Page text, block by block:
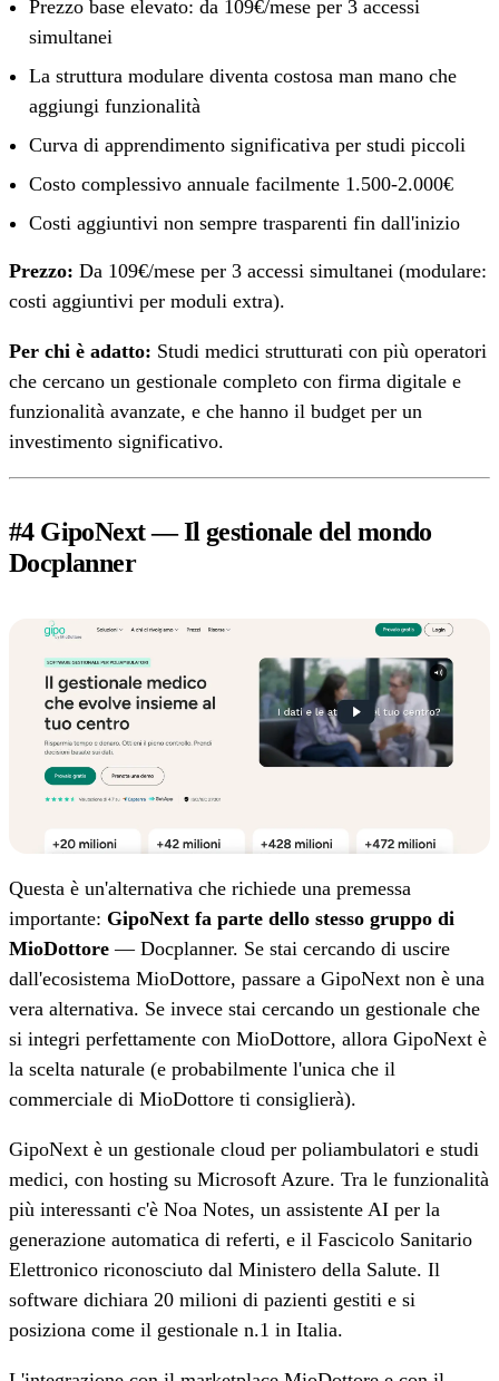
Prezzo base elevato: da 109€/mese per 3 accessi
simultanei
La struttura modulare diventa costosa man mano che
aggiungi funzionalità
Curva di apprendimento significativa per studi piccoli
Costo complessivo annuale facilmente 1.500-2.000€
Costi aggiuntivi non sempre trasparenti fin dall'inizio
Prezzo: Da 109€/mese per 3 accessi simultanei (modulare:
costi aggiuntivi per moduli extra).
Per chi è adatto: Studi medici strutturati con più operatori
che cercano un gestionale completo con firma digitale e
funzionalità avanzate, e che hanno il budget per un
investimento significativo.
#4 GipoNext — Il gestionale del mondo
Docplanner
Questa è un'alternativa che richiede una premessa
importante: GipoNext fa parte dello stesso gruppo di
MioDottore — Docplanner. Se stai cercando di uscire
dall'ecosistema MioDottore, passare a GipoNext non è una
vera alternativa. Se invece stai cercando un gestionale che
si integri perfettamente con MioDottore, allora GipoNext è
la scelta naturale (e probabilmente l'unica che il
commerciale di MioDottore ti consiglierà).
GipoNext è un gestionale cloud per poliambulatori e studi
medici, con hosting su Microsoft Azure. Tra le funzionalità
più interessanti c'è Noa Notes, un assistente AI per la
generazione automatica di referti, e il Fascicolo Sanitario
Elettronico riconosciuto dal Ministero della Salute. Il
software dichiara 20 milioni di pazienti gestiti e si
posiziona come il gestionale n.1 in Italia.